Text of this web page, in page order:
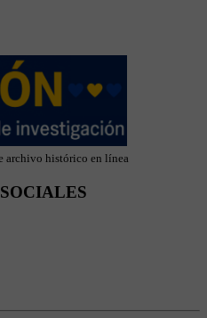
archivo histórico en línea